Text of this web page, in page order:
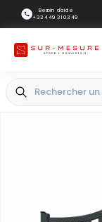
Besoin d'aide
+33 4 49 31 03 49